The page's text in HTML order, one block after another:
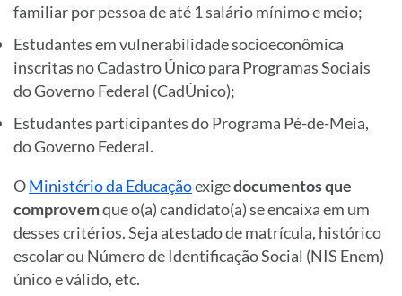
familiar por pessoa de até 1 salário mínimo e meio;
Estudantes em vulnerabilidade socioeconômica
inscritas no Cadastro Único para Programas Sociais
do Governo Federal (CadÚnico);
Estudantes participantes do Programa Pé-de-Meia,
do Governo Federal.
OMinistério da Educaçãoexigedocumentos que
comprovemque o(a) candidato(a) se encaixa em um
desses critérios. Seja atestado de matrícula, histórico
escolar ou Número de Identificação Social (NIS Enem)
único e válido, etc.